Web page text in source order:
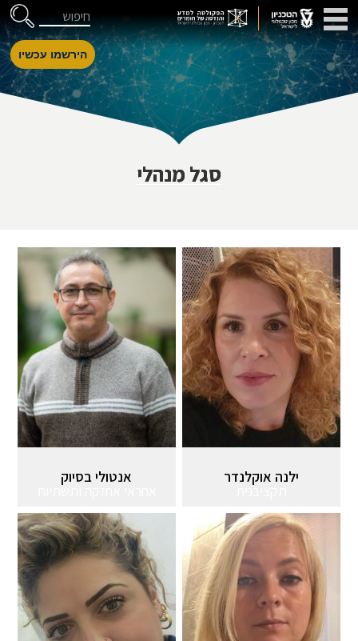
Skip to Content
דלג לניווט חיפוש
הירשמו עכשיו
סגל מנהלי
ילנה אוקלנדר
תקציבנית
אנטולי בסיוק
אחראי אחזקה ותשתיות